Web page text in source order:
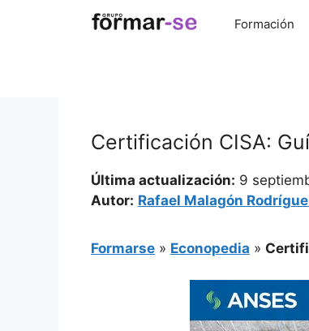
Formación
Certificación CISA:
Última actualización: 9
Autor: Rafael Malagón
Formarse » Econopedia »